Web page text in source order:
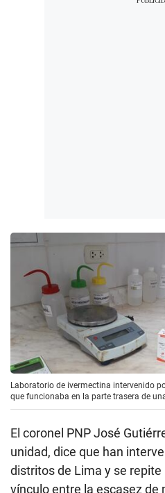
Laboratorio de ivermectina intervenido
que funcionaba en la parte trasera de
El coronel PNP José
unidad, dice que han
distritos de Lima y se repite
vínculo entre la escasez de